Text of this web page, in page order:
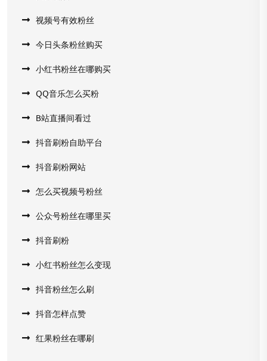
视频号有效粉丝
今日头条粉丝购买
小红书粉丝在哪购买
QQ音乐怎么买粉
B站直播间看过
抖音刷粉自助平台
抖音刷粉网站
怎么买视频号粉丝
公众号粉丝在哪里买
抖音刷粉
小红书粉丝怎么变现
抖音粉丝怎么刷
抖音怎样点赞
红果粉丝在哪刷